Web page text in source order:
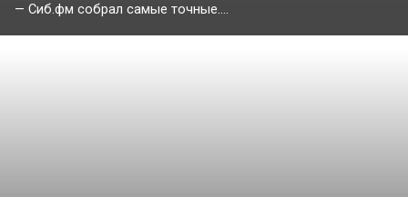
— Сиб.фм собрал самые точные....